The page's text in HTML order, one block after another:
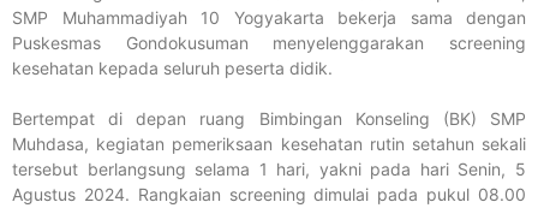
SMP Muhammadiyah 10 Yogyakarta bekerja sama dengan
Puskesmas Gondokusuman menyelenggarakan screening
kesehatan kepada seluruh peserta didik.
Bertempat di depan ruang Bimbingan Konseling (BK) SMP
Muhdasa, kegiatan pemeriksaan kesehatan rutin setahun sekali
tersebut berlangsung selama 1 hari, yakni pada hari Senin, 5
Agustus 2024. Rangkaian screening dimulai pada pukul 08.00